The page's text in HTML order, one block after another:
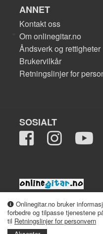
Onlinegitar.no bruker
forbedre og tilpasse tjenestene
til Retningslinjer for personvern
ANNET
Kontakt oss
Om onlinegitar.no
Åndsverk og rettigheter
Brukervilkår
Retningslinjer for
SOSIALT
2008-2026